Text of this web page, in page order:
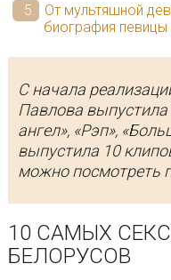
От мультяшной
биография
С начала
Павлова
ангел», «Рэп»,
выпустила 10
можно посмотреть
10 САМЫХ
БЕЛОРУСОВ